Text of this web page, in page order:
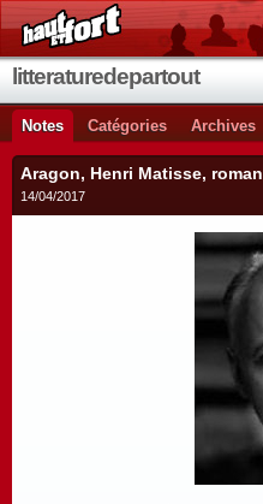
litteraturedepartout
Notes Catégories Archives
Aragon, Henri Matisse, roman
14/04/2017